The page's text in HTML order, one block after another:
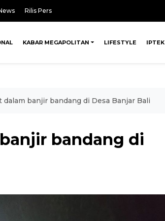
Rilis Pers
KABAR MEGAPOLITAN LIFESTYLE IPTEK
dalam banjir bandang di Desa Banjar Bali
bandang di